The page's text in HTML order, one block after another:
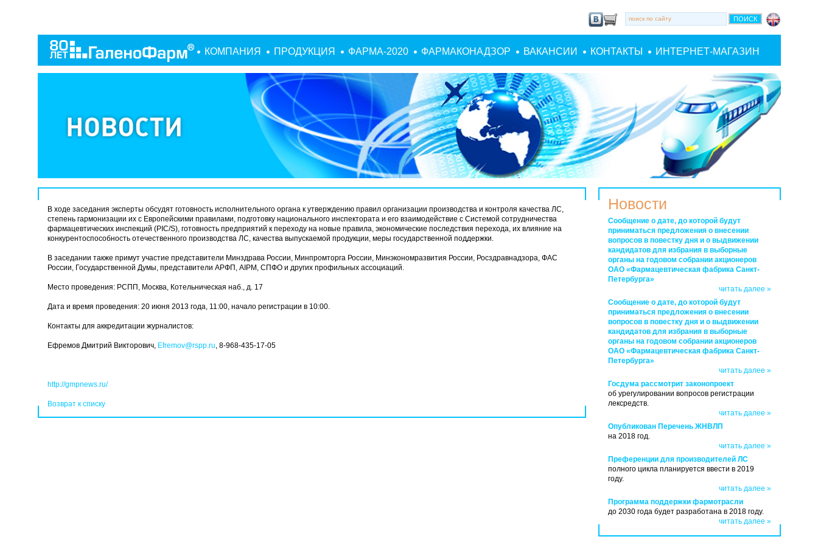
КОМПАНИЯ ПРОДУКЦИЯ ФАРМА-2020 ФАРМАКОНАДЗОР ВАКАНСИИ КОНТАКТЫ ИНТЕРНЕТ-МАГАЗИН
В ходе заседания эксперты обсудят готовность исполнительного органа к утверждению правил организации производства и контроля качества ЛС,
степень гармонизации их с Европейскими правилами, подготовку национального инспектората и его взаимодействие с Системой сотрудничества
фармацевтических инспекций (PIC/S), готовность предприятий к переходу на новые правила, экономические последствия перехода, их влияние на
конкурентоспособность отечественного производства ЛС, качества выпускаемой продукции, меры государственной поддержки.
В заседании также примут участие представители Минздрава России, Минпромторга России, Минэкономразвития России, Росздравнадзора, ФАС
России, Государственной Думы, представители АРФП, AIPM, СПФО и других профильных ассоциаций.
Место проведения: РСПП, Москва, Котельническая наб., д. 17
Дата и время проведения: 20 июня 2013 года, 11:00, начало регистрации в 10:00.
Контакты для аккредитации журналистов:
Ефремов Дмитрий Викторович, Efremov@rspp.ru , 8-968-435-17-05
http://gmpnews.ru/
Возврат к списку
Новости
Сообщение о дате, до которой будут
приниматься предложения о внесении
вопросов в повестку дня и о выдвижении
кандидатов для избрания в выборные
органы на годовом собрании акционеров
ОАО «Фармацевтическая фабрика Санкт-
Петербурга»
читать далее »
Сообщение о дате, до которой будут
приниматься предложения о внесении
вопросов в повестку дня и о выдвижении
кандидатов для избрания в выборные
органы на годовом собрании акционеров
ОАО «Фармацевтическая фабрика Санкт-
Петербурга»
читать далее »
Госдума рассмотрит законопроект
об урегулировании вопросов регистрации
лексредств.
читать далее »
Опубликован Перечень ЖНВЛП
на 2018 год.
читать далее »
Преференции для производителей ЛС
полного цикла планируется ввести в 2019
году.
читать далее »
Программа поддержки фармотрасли
до 2030 года будет разработана в 2018 году.
читать далее »